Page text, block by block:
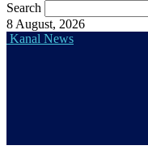
Search
8 August, 2026
Kanal News